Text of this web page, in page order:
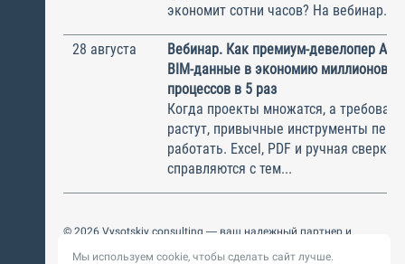
экономит сотни часов? На вебинар...
28 августа
Вебинар. Как премиум-девелопер
BIM-данные в экономию миллионов и
процессов в 5 раз
Когда проекты множатся, а
растут, привычные инструменты
работать. Excel, PDF и ручная сверка
справляются с тем...
© 2026 Vysotskiy consulting — ваш надежный партнер и
Мы используем cookie, чтобы сделать сайт лучше.